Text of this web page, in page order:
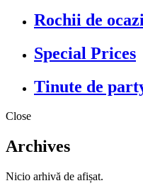
Rochii de
Special Prices
Tinute de
Close
Archives
Nicio arhivă de afișat.